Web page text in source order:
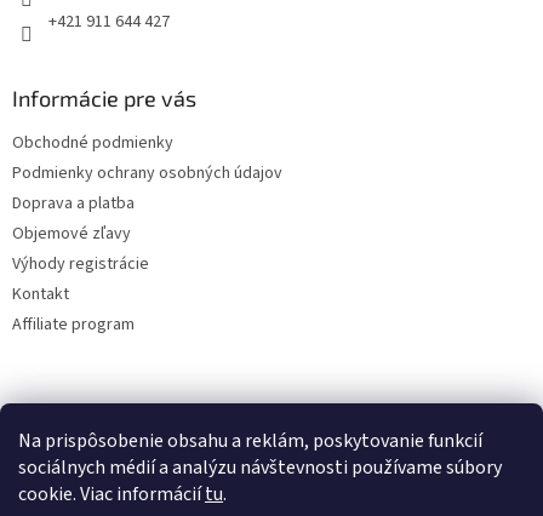
Na prispôsobenie obsahu a reklám, poskytovanie funkcií
sociálnych médií a analýzu návštevnosti používame súbory
cookie. Viac informáciítu.
+421 911 644 427
Informácie pre vás
Obchodné podmienky
Podmienky ochrany osobných údajov
Doprava a platba
Objemové zľavy
Výhody registrácie
Kontakt
Affiliate program